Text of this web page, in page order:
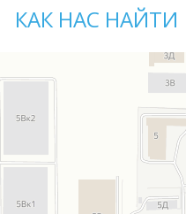
КАК НАС НАЙТИ